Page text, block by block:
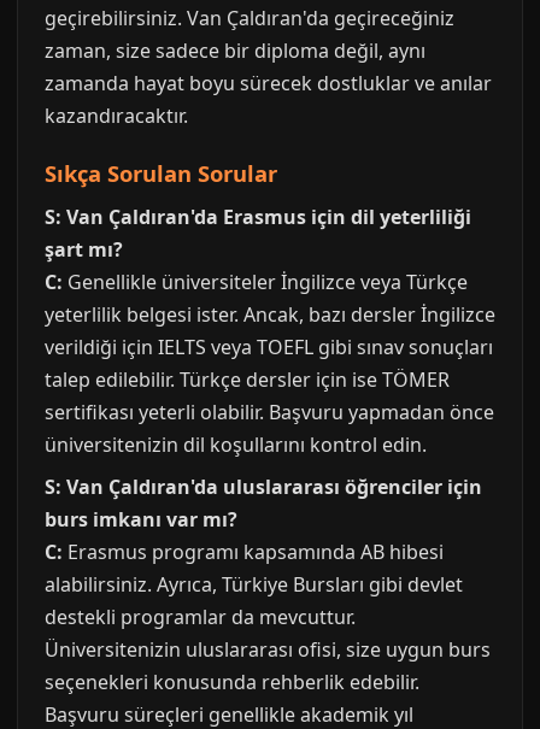
geçirebilirsiniz. Van Çaldıran'da geçireceğiniz
zaman, size sadece bir diploma değil, aynı
zamanda hayat boyu sürecek dostluklar ve anılar
kazandıracaktır.
Sıkça Sorulan Sorular
S: Van Çaldıran'da Erasmus için dil yeterliliği
şart mı?
C: Genellikle üniversiteler İngilizce veya Türkçe
yeterlilik belgesi ister. Ancak, bazı dersler İngilizce
verildiği için IELTS veya TOEFL gibi sınav sonuçları
talep edilebilir. Türkçe dersler için ise TÖMER
sertifikası yeterli olabilir. Başvuru yapmadan önce
üniversitenizin dil koşullarını kontrol edin.
S: Van Çaldıran'da uluslararası öğrenciler için
burs imkanı var mı?
C: Erasmus programı kapsamında AB hibesi
alabilirsiniz. Ayrıca, Türkiye Bursları gibi devlet
destekli programlar da mevcuttur.
Üniversitenizin uluslararası ofisi, size uygun burs
seçenekleri konusunda rehberlik edebilir.
Başvuru süreçleri genellikle akademik yıl